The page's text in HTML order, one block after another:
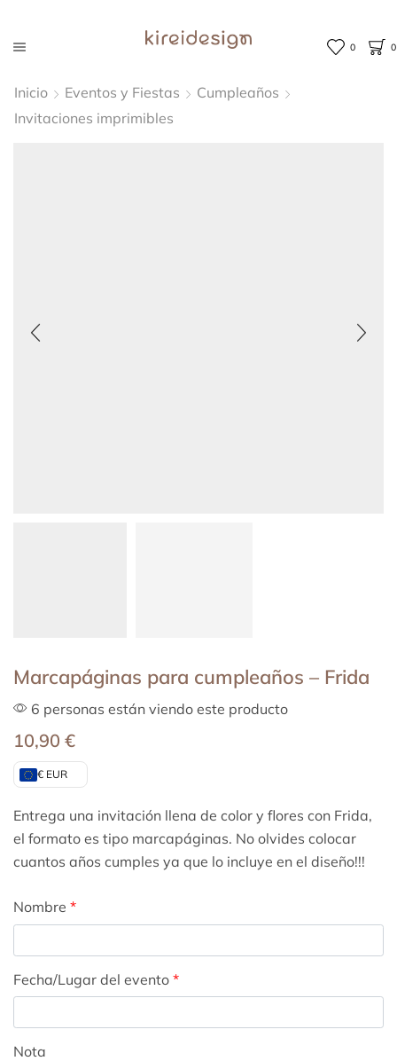
0 0
Inicio Eventos y Fiestas
Cumpleaños
Invitaciones imprimibles
Marcapáginas para cumpleaños – Frida
6 personas están viendo este producto
10,90 €
€ EUR
Entrega una invitación llena de color y flores con Frida,
el formato es tipo marcapáginas. No olvides colocar
cuantos años cumples ya que lo incluye en el diseño!!!
Nombre *
Fecha/Lugar del evento *
Nota